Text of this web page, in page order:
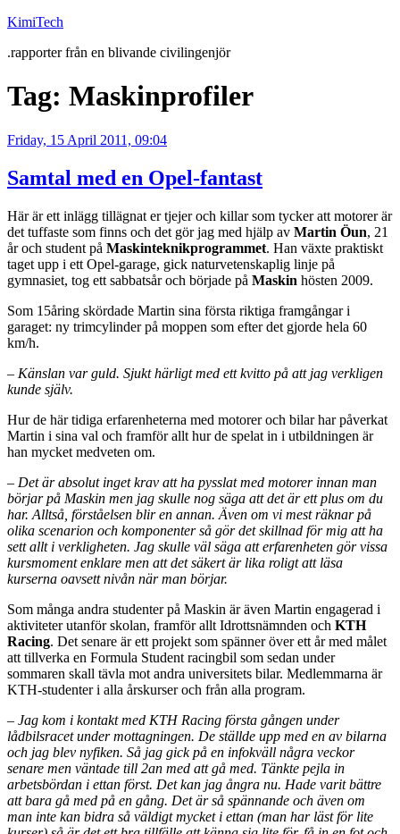
Skip
content
KimiTech
.rapporter från en blivande civilingenjör
Tag: Maskinprofiler
Posted
Friday, 15 April 2011, 09:04
Samtal med en Opel-fantast
Här är ett inlägg tillägnat er tjejer och killar som tycker att motorer är
det tuffaste som finns och det gör jag med hjälp av Martin Öun, 21
år och student på Maskinteknikprogrammet. Han växte praktiskt
taget upp i ett Opel-garage, gick naturvetenskaplig linje på
gymnasiet, tog ett sabbatsår och började på Maskin hösten 2009.
Som 15åring skördade Martin sina första riktiga framgångar i
garaget: ny trimcylinder på moppen som efter det gjorde hela 60
km/h.
– Känslan var guld. Sjukt härligt med ett kvitto på att jag verkligen
kunde själv.
Hur de här tidiga erfarenheterna med motorer och bilar har påverkat
Martin i sina val och framför allt hur de spelat in i utbildningen är
han mycket medveten om.
– Det är absolut inget krav att ha pysslat med motorer innan man
börjar på Maskin men jag skulle nog säga att det är ett plus om du
har. Alltså, förståelsen blir en annan. Även om vi mest räknar på
olika scenarion och komponenter så gör det skillnad för mig att ha
sett allt i verkligheten. Jag skulle väl säga att erfarenheten gör vissa
kursmoment enklare men att det säkert är lika roligt att läsa
kurserna oavsett nivån när man börjar.
Som många andra studenter på Maskin är även Martin engagerad i
aktiviteter utanför skolan, framför allt Idrottsnämnden och KTH
Racing. Det senare är ett projekt som spänner över ett år med målet
att tillverka en Formula Student racingbil som sedan under
sommaren skall tävla mot andra universitets bilar. Medlemmarna är
KTH-studenter i alla årskurser och från alla program.
– Jag kom i kontakt med KTH Racing första gången under
lådbilsracet under mottagningen. De ställde upp med en av bilarna
och jag blev nyfiken. Så jag gick på en infokväll några veckor
senare men väntade till 2an med att gå med. Tänkte pejla in
arbetsbördan i ettan först. Det kan jag ångra nu. Hade varit bättre
att bara gå med på en gång. Det är så spännande och även om
man inte kan bidra så väldigt mycket i ettan (man har läst för lite